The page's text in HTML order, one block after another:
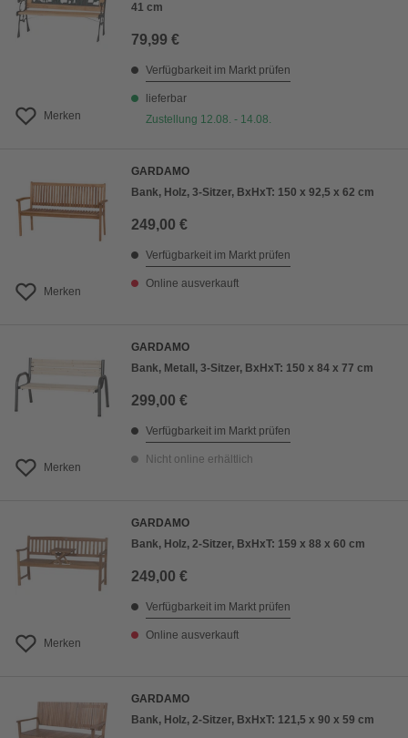
Merken
41 cm
79,99 €
Verfügbarkeit im Markt prüfen
lieferbar
Zustellung 12.08. - 14.08.
Merken
GARDAMO
Bank, Holz, 3-Sitzer, BxHxT: 150 x 92,5 x 62 cm
249,00 €
Verfügbarkeit im Markt prüfen
Online ausverkauft
Merken
GARDAMO
Bank, Metall, 3-Sitzer, BxHxT: 150 x 84 x 77 cm
299,00 €
Verfügbarkeit im Markt prüfen
Nicht online erhältlich
Merken
GARDAMO
Bank, Holz, 2-Sitzer, BxHxT: 159 x 88 x 60 cm
249,00 €
Verfügbarkeit im Markt prüfen
Online ausverkauft
GARDAMO
Bank, Holz, 2-Sitzer, BxHxT: 121,5 x 90 x 59 cm